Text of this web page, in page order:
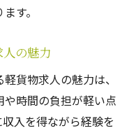
で叶える理想の毎
イント特集
安心できるサポー
安心スタート
す。
の魅力
貨物求人の魅力は、
時間の負担が軽い点
入を得ながら経験を